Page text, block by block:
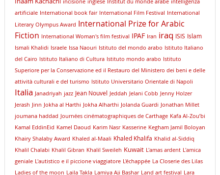
artificiale International book fair International Film Festival International
Literary Olympus Award International Prize for Arabic
Fiction International Woman's film festival IPAF Iran iraq ISIS Islam
Ismali Khalidi Israele Issa Naouri Istituto del mondo arabo Istituto Italiano
del Cairo Istituto Italiano di Cultura Istituto mondo arabo Istituto
Superiore per la Conservazione ed il Restauro del Ministero dei beni e delle
attività culturali e del turismo Istituto Universitario Orientale di Napoli
Italia Janadriyah jazz Jean Nouvel Jeddah Jelani Cobb Jenny Holzer
Jerash Jinn Jokha al Harthi Jokha Alharthi Jolanda Guardi Jonathan Millet
joumana haddad Journées cinématographiques de Carthage Kafa Al-Zou’bi
Kamal EddinEid Kamel Daoud Karim Nasr Kasserine Kegham Jamil Boloyan
Khairy Shalaby Award Khaled al-Maali Khaled Khalifa Khalid al-Siddiq
Khalil Chalabi Khalil Gibran Khalil Sweileh Kuwait L'amas ardent L'amica
geniale L'autistico e il piccione viaggiatore L'échappée La Closerie des Lilas
Ladies of the moon Laila Takla Lamiya Aji Bashar Land art festival Lara